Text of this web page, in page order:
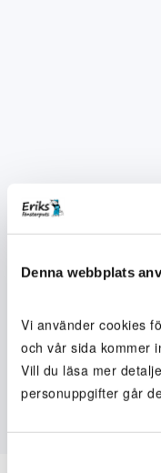
Denna webbplats
Vi använder cookies
och vår sida kommer
Vill du läsa mer
personuppgifter går